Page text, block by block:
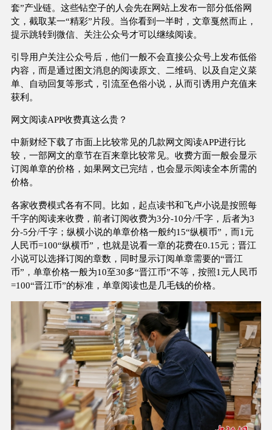
套”产业链。这些钻空子的人会先在网站上发布一部分低俗网
文，截取某一“精彩”片段。当你看到一半时，文章戛然而止，
提示跳转到微信、关注公众号才可以继续阅读。
引导用户关注公众号后，他们一般不会直接公众号上发布低俗
内容，而是通过图文消息的阅读原文、二维码、以及自定义菜
单、自动回复等形式，引流至色俗小说，从而引诱用户充值来
获利。
网文阅读APP收费真这么贵？
中新财经下载了市面上比较常见的几款网文阅读APP进行比
较，一部网文的章节在百来章比较常见。收费方面一般会显示
订阅单章的价格，如果网文已完结，也会显示阅读全本所需的
价格。
各家收费模式各有不同。比如，起点读书和飞卢小说是按照每
千字的阅读来收费，前者订阅收费为3分-10分/千字，后者为3
分-5分/千字；纵横小说的单章价格一般约15“纵横币”，而1元
人民币=100“纵横币”，也就是说看一章的花费在0.15元；晋江
小说可以选择订阅的章数，同时显示订阅单章需要的“晋江
币”，单章价格一般为10至30多“晋江币”不等，按照1元人民币
=100“晋江币”的标准，单章阅读也是几毛钱的价格。